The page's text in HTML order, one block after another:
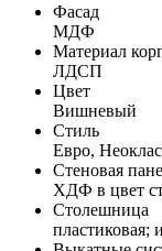
Фасад
МДФ
Материал
ЛДСП
Цвет
Вишневый
Стиль
Евро,
Стеновая
ХДФ в цвет
Столешница
пластиковая;